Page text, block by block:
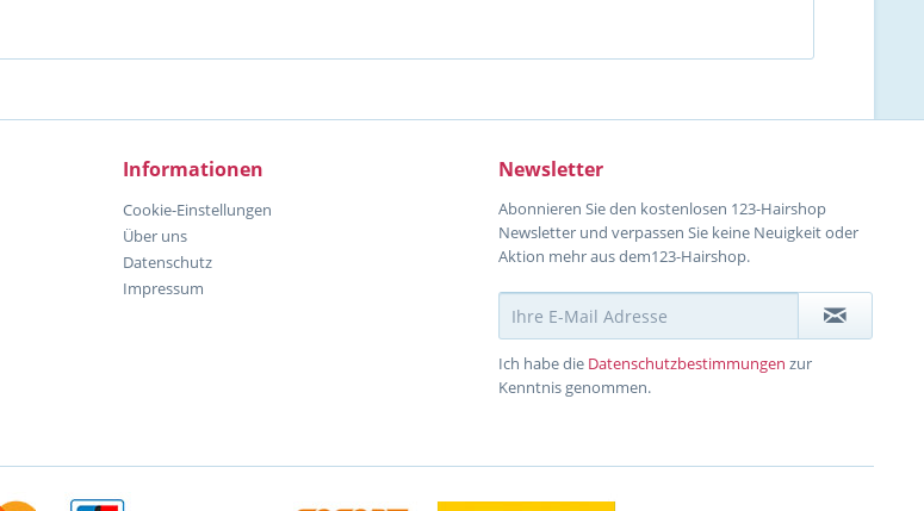
Informationen
Cookie-Einstellungen
Über uns
Datenschutz
Impressum
Newsletter
Abonnieren Sie den kostenlosen 123-Hairshop
Newsletter und verpassen Sie keine Neuigkeit oder
Aktion mehr aus dem123-Hairshop.
Ich habe die Datenschutzbestimmungen zur
Kenntnis genommen.